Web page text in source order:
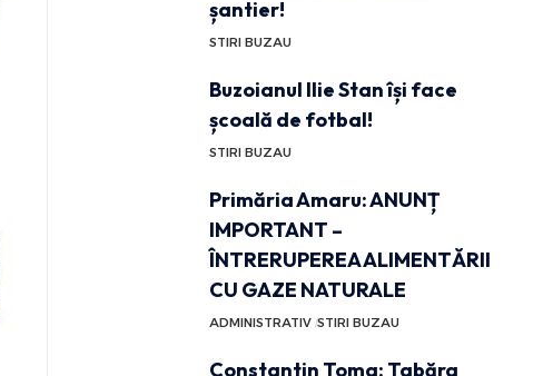
șantier!
STIRI BUZAU
Buzoianul Ilie Stan își face
școală de fotbal!
STIRI BUZAU
Primăria Amaru: ANUNȚ
IMPORTANT –
ÎNTRERUPEREA ALIMENTĂRII
CU GAZE NATURALE
ADMINISTRATIV STIRI BUZAU
Constantin Toma: Tabăra